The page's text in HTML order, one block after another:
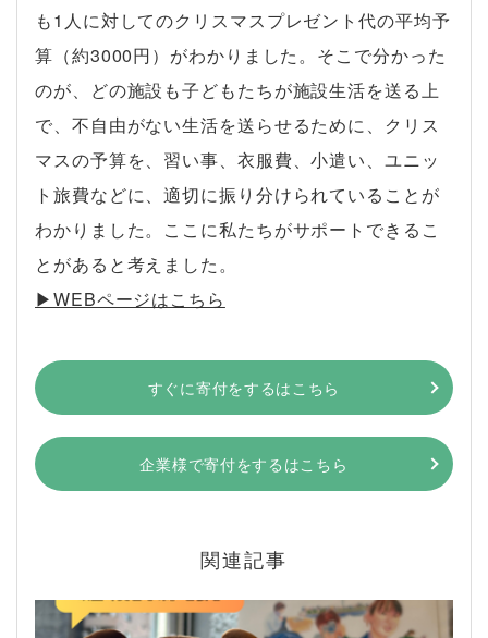
も1人に対してのクリスマスプレゼント代の平均予
算（約3000円）がわかりました。そこで分かった
のが、どの施設も子どもたちが施設生活を送る上
で、不自由がない生活を送らせるために、クリス
マスの予算を、習い事、衣服費、小遣い、ユニッ
ト旅費などに、適切に振り分けられていることが
わかりました。ここに私たちがサポートできるこ
とがあると考えました。
▶︎WEBページはこちら
すぐに寄付をするはこちら
企業様で寄付をするはこちら
関連記事